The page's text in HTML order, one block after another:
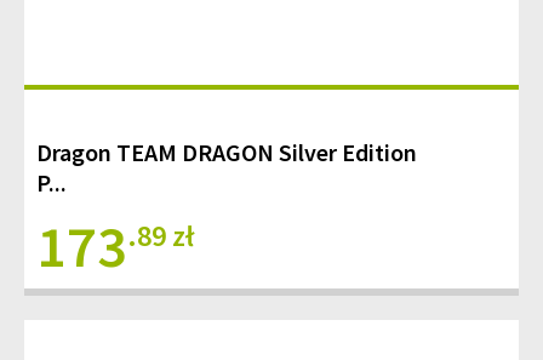
Dragon TEAM DRAGON Silver Edition
P...
173.89 zł